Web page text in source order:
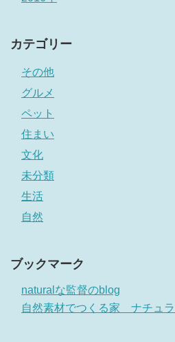
カテゴリー
その他
グルメ
ペット
住まい
文化
未分類
生活
自然
ブックマーク
naturalな監督のblog
自然素材でつくる家 ナチュ